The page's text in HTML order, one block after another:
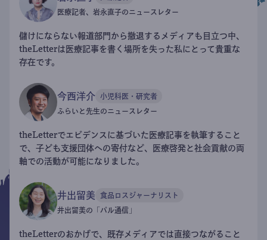
医療記者、岩永直子のニュースレター
儲けにならない報道部門から撤退するメディアも目立つ中、
theLetterは医療記事を書く場所を失った私にとって貴重な
存在です。
今西洋介 小児科医・研究者
ふらいと先生のニュースレター
theLetterでエビデンスに基づいた医療記事を執筆すること
で、子ども支援団体への寄付など、医療啓発と社会貢献の両
軸での活動が可能になりました。
井出留美 食品ロスジャーナリスト
井出留美の「パル通信」
theLetterのおかげで、既存メディアでは直接つながること